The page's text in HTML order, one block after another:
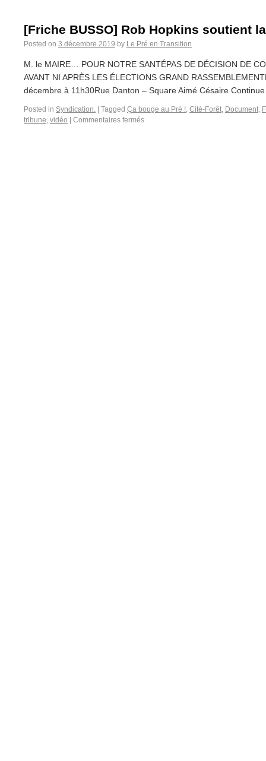
[Friche BUSSO] Rob Hopkins soutient
Posted on 3 décembre 2019 by Le Pré en Transition
M. le MAIRE… POUR NOTRE SANTÉPAS DE DÉCISION DE
AVANT NI APRÈS LES ÉLECTIONS GRAND
décembre à 11h30Rue Danton – Square Aimé Césaire
Posted in Syndication. Tagged Ça bouge au Pré !, Cité-Forêt, Document,
tribune, vidéo Commentaires fermés